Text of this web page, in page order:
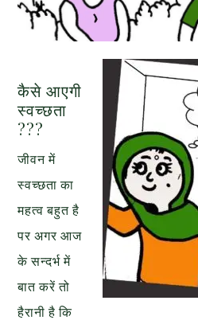
कैसे आएगी
स्वच्छता
???
जीवन में
स्वच्छता का
महत्व बहुत है
पर अगर आज
के सन्दर्भ में
बात करें तो
हैरानी है कि